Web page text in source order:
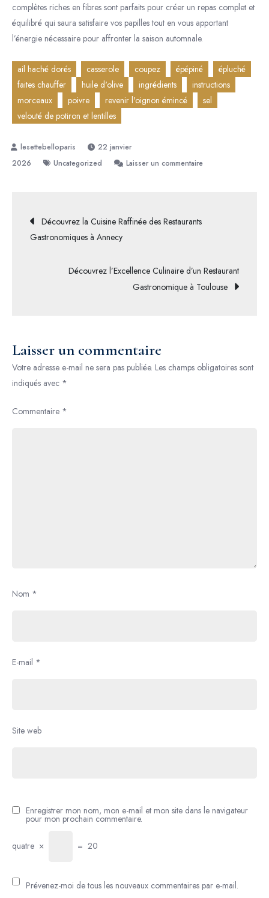
complètes riches en fibres sont parfaits pour créer un repas complet et
équilibré qui saura satisfaire vos papilles tout en vous apportant
l’énergie nécessaire pour affronter la saison automnale.
ail haché dorés casserole coupez épépiné
épluché
faites chauffer
huile d'olive ingrédients
instructions
morceaux
poivre revenir l'oignon émincé
sel
velouté de potiron et lentilles
22 janvier
2026
Uncategorized Laisser un commentairesur
de
Potiron
Navigation
l’article
Découvrez la Cuisine Raffinée des Restaurants
Gastronomiques à Annecy
Découvrez l’Excellence Culinaire d’un Restaurant
Gastronomique à Toulouse
Laisser un commentaire
Votre adresse e-mail ne sera pas publiée. Les champs obligatoires sont
indiqués avec *
Commentaire *
Nom *
E-mail *
Site web
Enregistrer mon nom, mon e-mail et mon site dans le navigateur
pour mon prochain commentaire.
quatre × = 20
Prévenez-moi de tous les nouveaux commentaires par e-mail.